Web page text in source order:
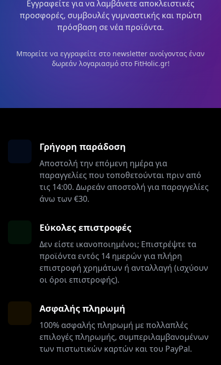
Εγγραφείτε για να λαμβάνετε αποκλειστικές
προσφορές, συμβουλές γυμναστικής και πρώτη
πρόσβαση σε νέα προϊόντα.
Μπορείτε να εγγραφείτε στο newsletter ανοίγοντας έναν
δωρεάν λογαριασμό στο FitHolic.gr!
Γρήγορη παράδοση
Αποστολή την επόμενη ημέρα για
παραγγελίες που τοποθετούνται πριν από
τις 14:00. Δωρεάν αποστολή για παραγγελίες
άνω των €30.
Εύκολες επιστροφές
Δεν είστε ικανοποιημένοι; Επιστρέψτε τα
προϊόντα εντός 14 ημερών για πλήρη
επιστροφή χρημάτων ή ανταλλαγή (ισχύουν
οι όροι επιστροφής).
Ασφαλής πληρωμή
100% ασφαλής πληρωμή με πολλαπλές
επιλογές πληρωμής, συμπεριλαμβανομένων
των πιστωτικών καρτών και του PayPal.